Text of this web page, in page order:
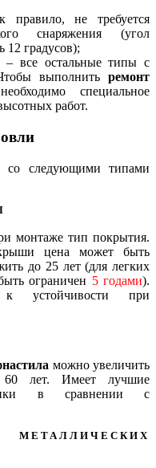
правило, не требуется
снаряжения (угол
12 градусов);
все остальные типы с
выполнить ремонт
специальное
работ.
со следующими типами
монтаже тип покрытия.
цена может быть
до 25 лет(для легких
ограничен 5 годами).
устойчивости при
можно увеличить
лет. Имеет лучшие
в сравнении с